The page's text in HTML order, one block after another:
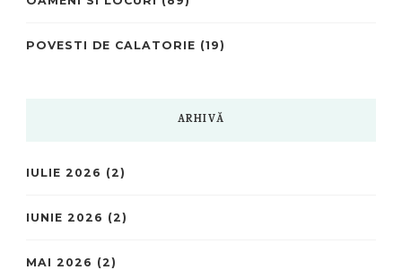
POVESTI DE CALATORIE (19)
ARHIVĂ
IULIE 2026 (2)
IUNIE 2026 (2)
MAI 2026 (2)